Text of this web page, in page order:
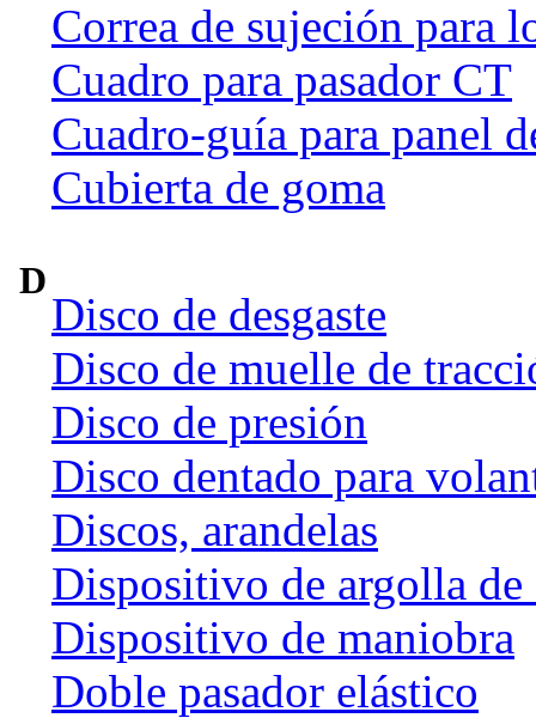
Correa de sujeción para
Cuadro para pasador CT
Cuadro-guía para panel
Cubierta de goma
D
Disco de desgaste
Disco de muelle de
Disco de presión
Disco dentado para
Discos, arandelas
Dispositivo de argolla de
Dispositivo de maniobra
Doble pasador elástico